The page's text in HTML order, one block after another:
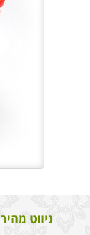
ניווט מהיר